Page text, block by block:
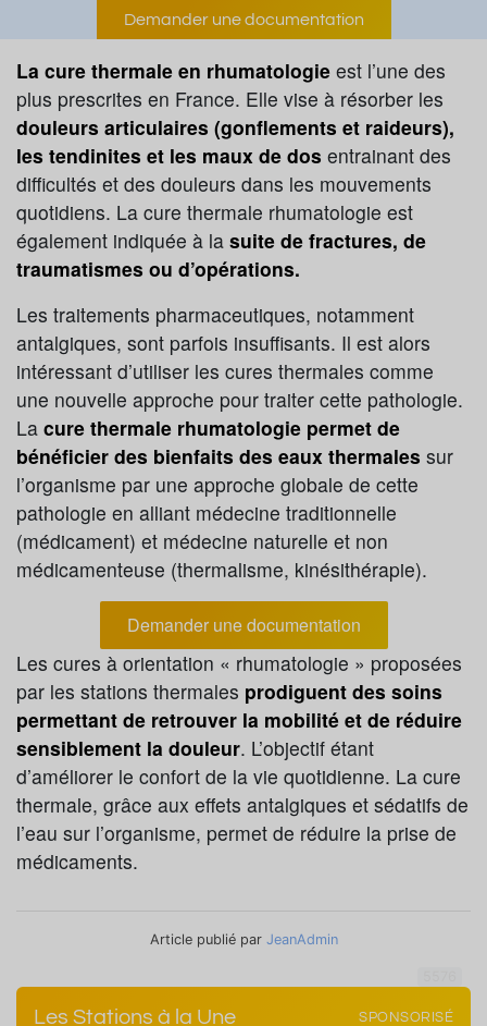
Demander une documentation
La cure thermale en rhumatologie est l’une des
plus prescrites en France. Elle vise à résorber les
douleurs articulaires (gonflements et raideurs),
les tendinites et les maux de dos entrainant des
difficultés et des douleurs dans les mouvements
quotidiens. La cure thermale rhumatologie est
également indiquée à la suite de fractures, de
traumatismes ou d’opérations.
Les traitements pharmaceutiques, notamment
antalgiques, sont parfois insuffisants. Il est alors
intéressant d’utiliser les cures thermales comme
une nouvelle approche pour traiter cette pathologie.
La cure thermale rhumatologie permet de
bénéficier des bienfaits des eaux thermales sur
l’organisme par une approche globale de cette
pathologie en alliant médecine traditionnelle
(médicament) et médecine naturelle et non
médicamenteuse (thermalisme, kinésithérapie).
Demander une documentation
Les cures à orientation « rhumatologie » proposées
par les stations thermales prodiguent des soins
permettant de retrouver la mobilité et de réduire
sensiblement la douleur. L’objectif étant
d’améliorer le confort de la vie quotidienne. La cure
thermale, grâce aux effets antalgiques et sédatifs de
l’eau sur l’organisme, permet de réduire la prise de
médicaments.
Article publié par JeanAdmin
Les Stations à la Une SPONSORISÉ